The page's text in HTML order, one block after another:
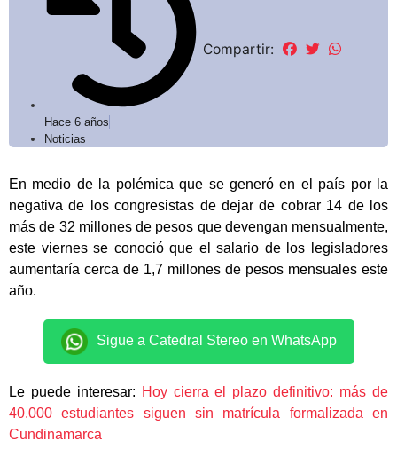
Hace 6 años
Noticias
Compartir:
En medio de la polémica que se generó en el país por la
negativa de los congresistas de dejar de cobrar 14 de los
más de 32 millones de pesos que devengan mensualmente,
este viernes se conoció que el salario de los legisladores
aumentaría cerca de 1,7 millones de pesos mensuales este
año.
Sigue a Catedral Stereo en WhatsApp
Le puede interesar: Hoy cierra el plazo definitivo: más de
40.000 estudiantes siguen sin matrícula formalizada en
Cundinamarca